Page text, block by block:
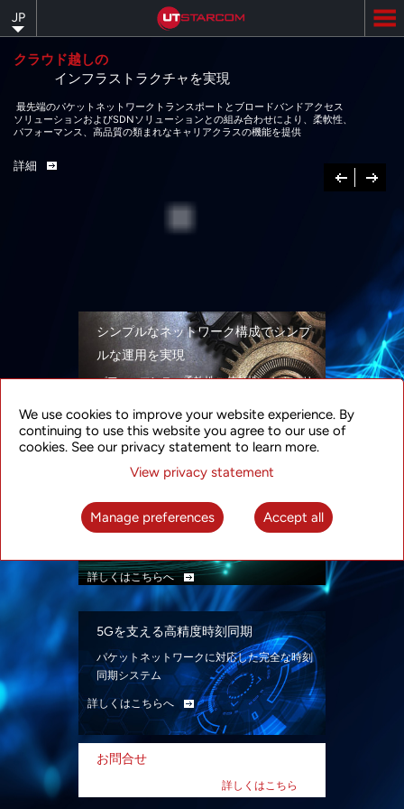
to
main
content
JP
クラウド越しの
インフラストラクチャを実現
最先端のパケットネットワークトランスポートとブロードバンドアクセス
ソリューションおよびSDNソリューションとの組み合わせにより、柔軟性、
パフォーマンス、高品質の類まれなキャリアクラスの機能を提供
詳細
Previous
次
へ
シンプルなネットワーク構成でシンプ
ルな運用を実現
パフォーマンス、柔軟性、信頼性、セキュリ
ン。
詳しくはこちらへ
インテリジェント・パケット光ネット
ワーク
先進なSDN対応パケット光ネットワークで、
詳しくはこちらへ
5Gを支える高精度時刻同期
パケットネットワークに対応した完全な時刻
同期システム
詳しくはこちらへ
お問合せ
詳しくはこちら
We use cookies to improve your website experience. By
continuing to use this website you agree to our use of
cookies. See our privacy statement to learn more.
View privacy statement
Manage preferences Accept all